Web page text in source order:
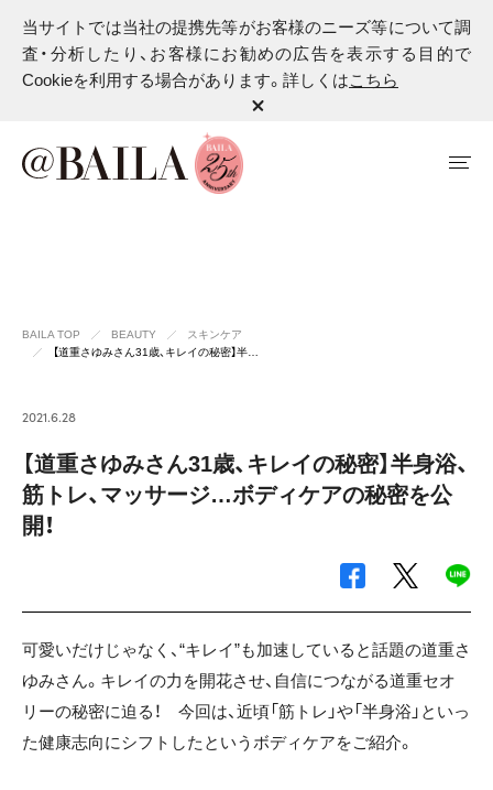
当サイトでは当社の提携先等がお客様のニーズ等について調
査・分析したり、お客様にお勧めの広告を表示する目的で
Cookieを利用する場合があります。詳しくはこちら
BAILA TOP BEAUTY
スキンケア
【道重さゆみさん31歳、キレイの秘密】半…
2021.6.28
【道重さゆみさん31歳、キレイの秘密】半身浴、
筋トレ、マッサージ…ボディケアの秘密を公
開！
可愛いだけじゃなく、“キレイ”も加速していると話題の道重さ
ゆみさん。キレイの力を開花させ、自信につながる道重セオ
リーの秘密に迫る！ 今回は、近頃「筋トレ」や「半身浴」といっ
た健康志向にシフトしたというボディケアをご紹介。